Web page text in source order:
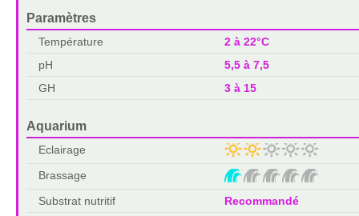
Paramètres
Température
2 à 22°C
pH
5,5 à 7,5
GH
3 à 15
Aquarium
Eclairage
Brassage
Substrat nutritif
Recommandé